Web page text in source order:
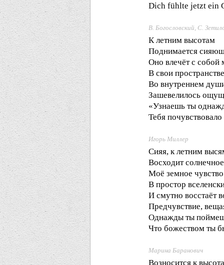
Dich fühlte jetzt ein
В. Богословский, С.
К летним высотам
Поднимается
Оно влечёт с собой
В свои
Во внутреннем
Зашевелилось
«Узнаешь ты
Тебя
Игорь Миллер
Сияя, к летним
Восходит
Моё земное чувство
В простор
И смутно восстаёт
Предчувствие,
Однажды ты
Что божеством ты
Марина Баранович
Возносится к